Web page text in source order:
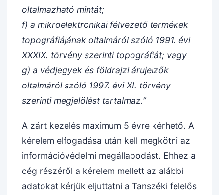
oltalmazható mintát;
f) a mikroelektronikai félvezető termékek
topográfiájának oltalmáról szóló 1991. évi
XXXIX. törvény szerinti topográfiát; vagy
g) a védjegyek és földrajzi árujelzők
oltalmáról szóló 1997. évi XI. törvény
szerinti megjelölést tartalmaz.”
A zárt kezelés maximum 5 évre kérhető. A
kérelem elfogadása után kell megkötni az
információvédelmi megállapodást. Ehhez a
cég részéről a kérelem mellett az alábbi
adatokat kérjük eljuttatni a Tanszéki felelős